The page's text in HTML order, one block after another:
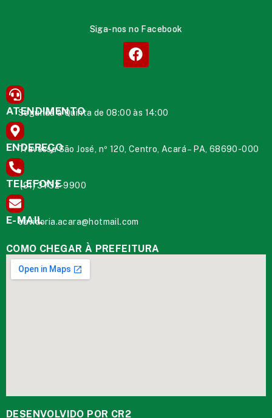
Siga-nos no Facebook
ATENDIMENTO
Segunda à Quinta de 08:00 às 14:00
ENDEREÇO
Travessa São José, nº 120, Centro, Acará – PA, 68690-000
TELEFONE
(91) 3732-9900
E-MAIL
ouvidoria.acara@hotmail.com
COMO CHEGAR À PREFEITURA
DESENVOLVIDO POR CR2